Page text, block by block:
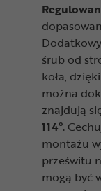
śrub od
koła,
można
znajdują
114°.
montażu
prześwitu
mogą być